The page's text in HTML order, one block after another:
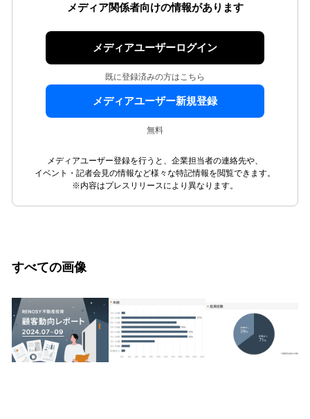
メディア関係者向けの情報があります
メディアユーザーログイン
既に登録済みの方はこちら
メディアユーザー新規登録
無料
メディアユーザー登録を行うと、企業担当者の連絡先や、
イベント・記者会見の情報など様々な特記情報を閲覧できます。
※内容はプレスリリースにより異なります。
すべての画像